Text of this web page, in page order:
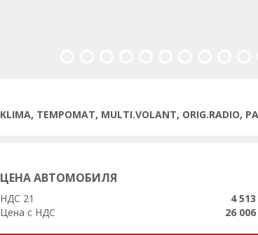
KLIMA, TEMPOMAT, MULTI.VOLANT, ORIG.RADIO,
ЦЕНА АВТОМОБИЛЯ
НДС 21
4 513
Цена с НДС
26 006